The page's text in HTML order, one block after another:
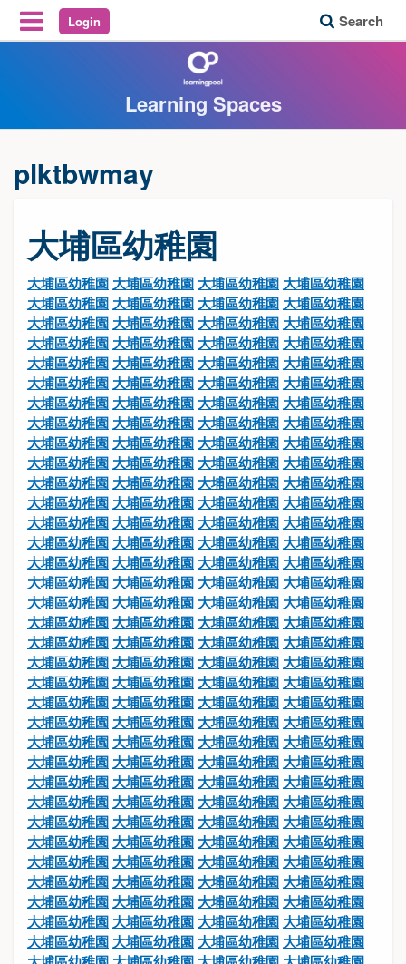
Reveal Off-Canvas Navigation
Login Search
Learning Spaces
plktbwmay
大埔區幼稚園
大埔區幼稚園大埔區幼稚園大埔區幼稚園大埔區幼稚園
大埔區幼稚園大埔區幼稚園大埔區幼稚園大埔區幼稚園
大埔區幼稚園大埔區幼稚園大埔區幼稚園大埔區幼稚園
大埔區幼稚園大埔區幼稚園大埔區幼稚園大埔區幼稚園
大埔區幼稚園大埔區幼稚園大埔區幼稚園大埔區幼稚園
大埔區幼稚園大埔區幼稚園大埔區幼稚園大埔區幼稚園
大埔區幼稚園大埔區幼稚園大埔區幼稚園大埔區幼稚園
大埔區幼稚園大埔區幼稚園大埔區幼稚園大埔區幼稚園
大埔區幼稚園大埔區幼稚園大埔區幼稚園大埔區幼稚園
大埔區幼稚園大埔區幼稚園大埔區幼稚園大埔區幼稚園
大埔區幼稚園大埔區幼稚園大埔區幼稚園大埔區幼稚園
大埔區幼稚園大埔區幼稚園大埔區幼稚園大埔區幼稚園
大埔區幼稚園大埔區幼稚園大埔區幼稚園大埔區幼稚園
大埔區幼稚園大埔區幼稚園大埔區幼稚園大埔區幼稚園
大埔區幼稚園大埔區幼稚園大埔區幼稚園大埔區幼稚園
大埔區幼稚園大埔區幼稚園大埔區幼稚園大埔區幼稚園
大埔區幼稚園大埔區幼稚園大埔區幼稚園大埔區幼稚園
大埔區幼稚園大埔區幼稚園大埔區幼稚園大埔區幼稚園
大埔區幼稚園大埔區幼稚園大埔區幼稚園大埔區幼稚園
大埔區幼稚園大埔區幼稚園大埔區幼稚園大埔區幼稚園
大埔區幼稚園大埔區幼稚園大埔區幼稚園大埔區幼稚園
大埔區幼稚園大埔區幼稚園大埔區幼稚園大埔區幼稚園
大埔區幼稚園大埔區幼稚園大埔區幼稚園大埔區幼稚園
大埔區幼稚園大埔區幼稚園大埔區幼稚園大埔區幼稚園
大埔區幼稚園大埔區幼稚園大埔區幼稚園大埔區幼稚園
大埔區幼稚園大埔區幼稚園大埔區幼稚園大埔區幼稚園
大埔區幼稚園大埔區幼稚園大埔區幼稚園大埔區幼稚園
大埔區幼稚園大埔區幼稚園大埔區幼稚園大埔區幼稚園
大埔區幼稚園大埔區幼稚園大埔區幼稚園大埔區幼稚園
大埔區幼稚園大埔區幼稚園大埔區幼稚園大埔區幼稚園
大埔區幼稚園大埔區幼稚園大埔區幼稚園大埔區幼稚園
大埔區幼稚園大埔區幼稚園大埔區幼稚園大埔區幼稚園
大埔區幼稚園大埔區幼稚園大埔區幼稚園大埔區幼稚園
大埔區幼稚園大埔區幼稚園大埔區幼稚園大埔區幼稚園